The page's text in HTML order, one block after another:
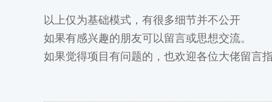
以上仅为基础模式，有很多细节并不公开
如果有感兴趣的朋友可以留言或思想交流。
如果觉得项目有问题的，也欢迎各位大佬留言